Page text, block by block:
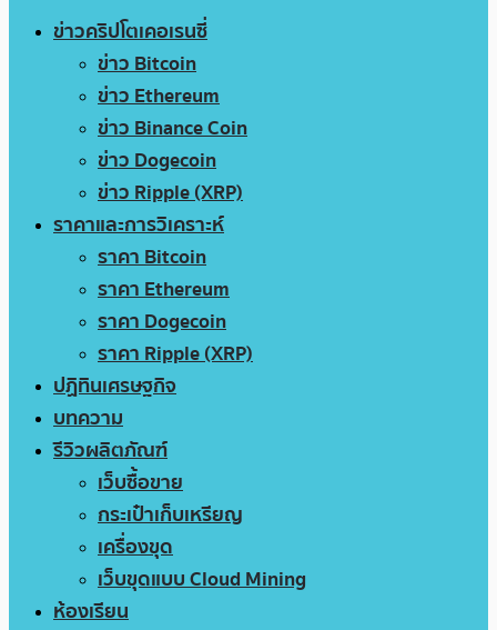
ข่าวคริปโตเคอเรนซี่
ข่าว Bitcoin
ข่าว Ethereum
ข่าว Binance Coin
ข่าว Dogecoin
ข่าว Ripple (XRP)
ราคาและการวิเคราะห์
ราคา Bitcoin
ราคา Ethereum
ราคา Dogecoin
ราคา Ripple (XRP)
ปฏิทินเศรษฐกิจ
บทความ
รีวิวผลิตภัณฑ์
เว็บซื้อขาย
กระเป๋าเก็บเหรียญ
เครื่องขุด
เว็บขุดแบบ Cloud Mining
ห้องเรียน